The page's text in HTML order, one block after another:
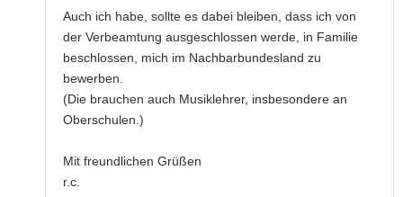
Auch ich habe, sollte es dabei bleiben, dass ich von
der Verbeamtung ausgeschlossen werde, in Familie
beschlossen, mich im Nachbarbundesland zu
bewerben.
(Die brauchen auch Musiklehrer, insbesondere an
Oberschulen.)
Mit freundlichen Grüßen
r.c.